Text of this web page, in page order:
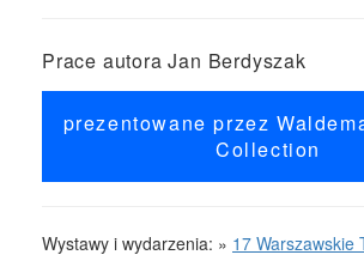
Prace autora Jan Berdyszak
prezentowane przez
Collection
Wystawy i wydarzenia: » 17 Warszawskie